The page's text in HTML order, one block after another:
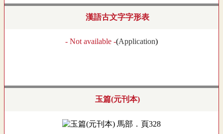
漢語古文字字形表
- Not available -(Application)
玉篇(元刊本)